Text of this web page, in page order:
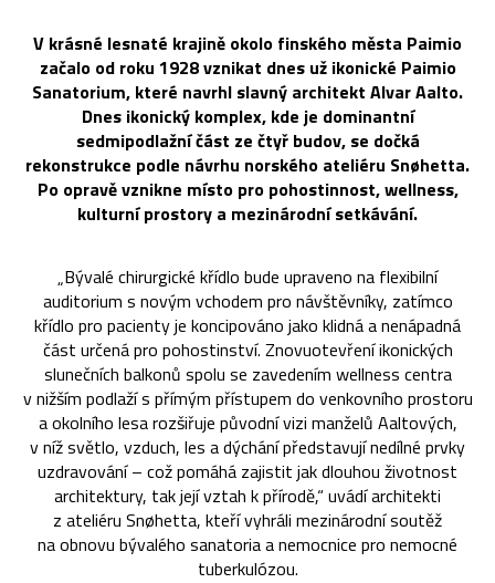
V krásné lesnaté krajině okolo finského města Paimio
začalo od roku 1928 vznikat dnes už ikonické Paimio
Sanatorium, které navrhl slavný architekt Alvar Aalto.
Dnes ikonický komplex, kde je dominantní
sedmipodlažní část ze čtyř budov, se dočká
rekonstrukce podle návrhu norského ateliéru Snøhetta.
Po opravě vznikne místo pro pohostinnost, wellness,
kulturní prostory a mezinárodní setkávání.
„Bývalé chirurgické křídlo bude upraveno na flexibilní
auditorium s novým vchodem pro návštěvníky, zatímco
křídlo pro pacienty je koncipováno jako klidná a nenápadná
část určená pro pohostinství. Znovuotevření ikonických
slunečních balkonů spolu se zavedením wellness centra
v nižším podlaží s přímým přístupem do venkovního prostoru
a okolního lesa rozšiřuje původní vizi manželů Aaltových,
v níž světlo, vzduch, les a dýchání představují nedílné prvky
uzdravování – což pomáhá zajistit jak dlouhou životnost
architektury, tak její vztah k přírodě,“ uvádí architekti
z ateliéru Snøhetta, kteří vyhráli mezinárodní soutěž
na obnovu bývalého sanatoria a nemocnice pro nemocné
tuberkulózou.